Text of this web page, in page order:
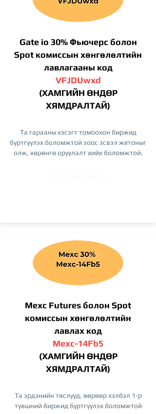
Gate io 30% Фьючерс болон
Spot комиссын хөнгөлөлтийн
лавлагааны код
VFJDUwxd
(ХАМГИЙН ӨНДӨР
ХЯМДРАЛТАЙ)
Та гарааны хэсэгт томоохон биржид
бүртгүүлэх боломжтой зоос эсвэл жетоныг
олж, хөрөнгө оруулалт хийх боломжтой.
Mexc Futures болон Spot
комиссын хөнгөлөлтийн
лавлах код
Mexc-14Fb5
(ХАМГИЙН ӨНДӨР
ХЯМДРАЛТАЙ)
Та эрдэнийн төслүүд, өөрөөр хэлбэл 1-р
түвшний биржид бүртгүүлэх боломжтой